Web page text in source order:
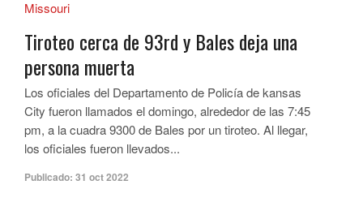
Tiroteo cerca de 93rd y Bales deja una
persona muerta
Los oficiales del Departamento de Policía de kansas
City fueron llamados el domingo, alrededor de las 7:45
pm, a la cuadra 9300 de Bales por un tiroteo. Al llegar,
los oficiales fueron llevados...
Publicado: 31 oct 2022